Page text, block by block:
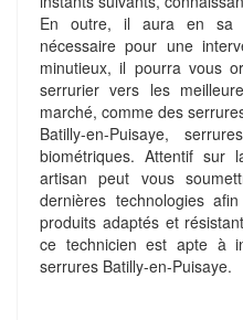
En outre, il aura en sa
nécessaire pour une
minutieux, il pourra vous
serrurier vers les
marché, comme des
Batilly-en-Puisaye,
biométriques. Attentif sur
artisan peut vous
dernières technologies
produits adaptés et
ce technicien est apte à
serrures Batilly-en-Puisaye.